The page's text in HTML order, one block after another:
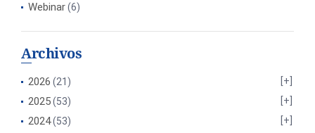
Webinar(6)
Archivos
2026 (21)
2025(53)
2024(53)